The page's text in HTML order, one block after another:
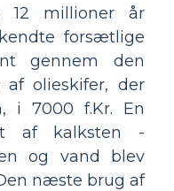
12 millioner år
forsætlige
gennem den
olieskifer, der
i 7000 f.Kr. En
af kalksten -
og vand blev
næste brug af